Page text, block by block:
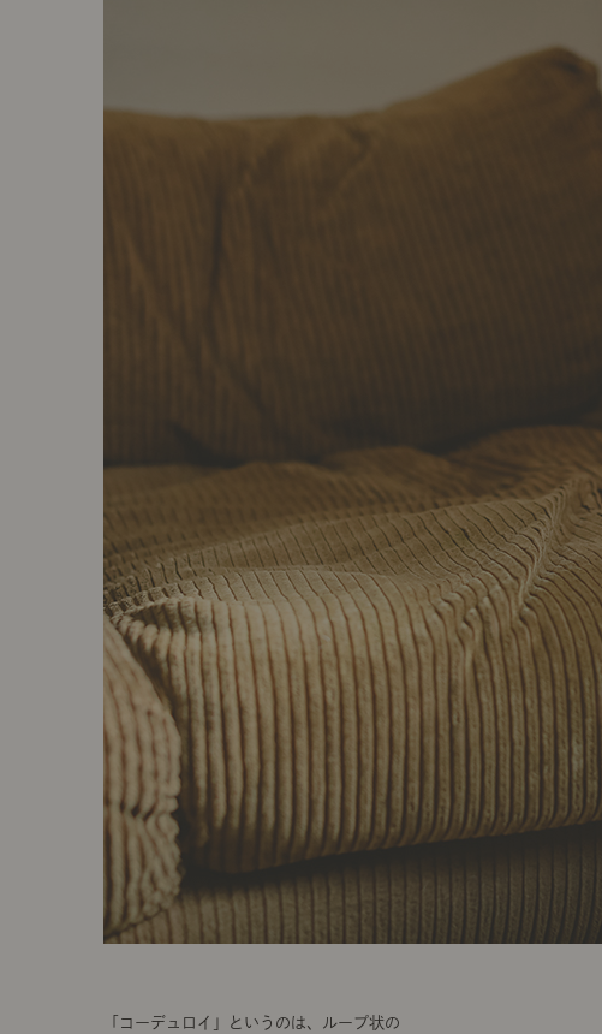
「コーデュロイ」というのは、ループ状の